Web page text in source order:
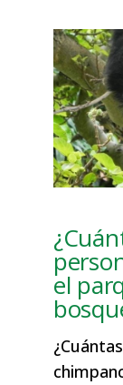
Parque
Kibale?
el